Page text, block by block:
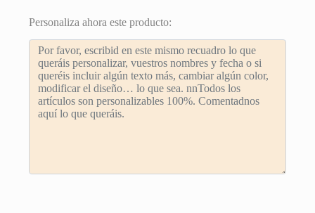
25,00€
hasta
56,00€
Personaliza ahora este producto: